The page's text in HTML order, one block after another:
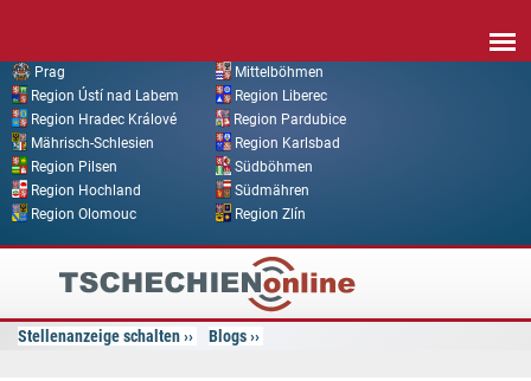
Prag
Mittelböhmen
Region Ústí nad Labem
Region Liberec
Region Hradec Králové
Region Pardubice
Mährisch-Schlesien
Region Karlsbad
Region Pilsen
Südböhmen
Region Hochland
Südmähren
Region Olomouc
Region Zlín
Tschechien
Online
Stellenanzeige schalten Blogs